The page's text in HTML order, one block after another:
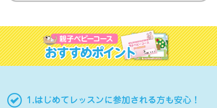
1.はじめてレッスンに参加される方も安心！